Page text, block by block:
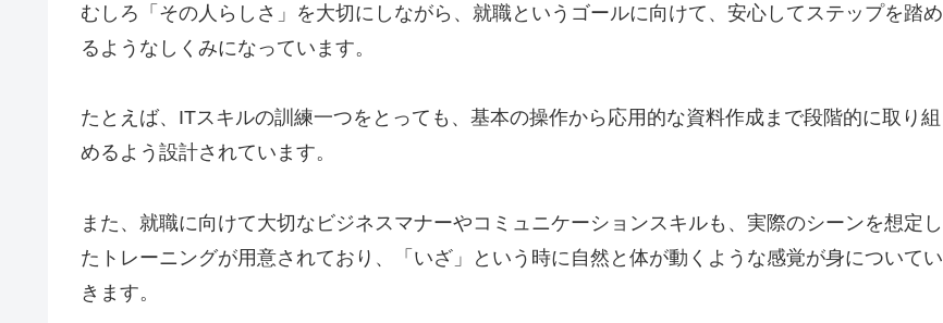
むしろ「その人らしさ」を大切にしながら、就職というゴールに向けて、安心してステップを踏め
るようなしくみになっています。
たとえば、ITスキルの訓練一つをとっても、基本の操作から応用的な資料作成まで段階的に取り組
めるよう設計されています。
また、就職に向けて大切なビジネスマナーやコミュニケーションスキルも、実際のシーンを想定し
たトレーニングが用意されており、「いざ」という時に自然と体が動くような感覚が身についてい
きます。